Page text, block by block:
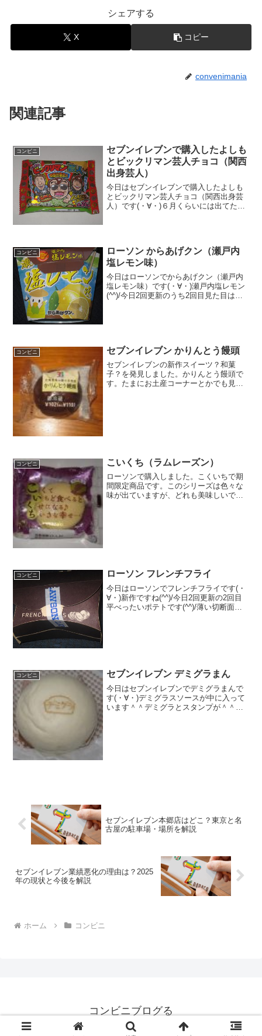
シェアする
X コピー
convenimania
関連記事
コンビニ
セブンイレブンで購入したよしも
とビックリマン芸人チョコ（関西
出身芸人）
今日はセブンイレブンで購入したよしも
とビックリマン芸人チョコ（関西出身芸
人）です(・∀・)６月くらいには出てたん
コンビニ
ローソン からあげクン（瀬戸内
塩レモン味）
今日はローソンでからあげクン（瀬戸内
塩レモン味）です(・∀・)瀬戸内塩レモン
(^^)/今日2回更新のうち2回目見た目は普
コンビニ セブンイレブン かりんとう饅頭
セブンイレブンの新作スイーツ？和菓
子？を発見しました。かりんとう饅頭で
す。たまにお土産コーナーとかでも見ま
コンビニ こいくち（ラムレーズン）
ローソンで購入しました。こくいちで期
間限定商品です。このシリーズは色々な
味が出ていますが、どれも美味しいです
コンビニ ローソン フレンチフライ
今日はローソンでフレンチフライです(・
∀・)新作ですね(^^)/今日2回更新の2回目
平べったいポテトです(^^)/薄い切断面＾
コンビニ セブンイレブン デミグラまん
今日はセブンイレブンでデミグラまんで
す(・∀・)デミグラスソースが中に入って
います＾＾デミグラとスタンプが＾＾今
セブンイレブン本郷店はどこ？東京と名
古屋の駐車場・場所を解説
セブンイレブン業績悪化の理由は？2025
年の現状と今後を解説
ホーム コンビニ
コンビニブログる
© 2008 コンビニブログる.